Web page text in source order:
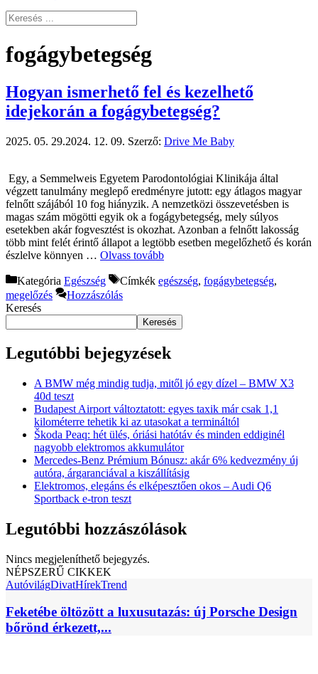
fogágybetegség
Hogyan ismerhető fel és kezelhető
idejekorán a fogágybetegség?
2025. 05. 29.2024. 12. 09. Szerző: Drive Me Baby
Egy, a Semmelweis Egyetem Parodontológiai Klinikája által
végzett tanulmány meglepő eredményre jutott: egy átlagos magyar
felnőtt szájából 10 fog hiányzik. A nemzetközi összevetésben is
magas szám mögötti egyik ok a fogágybetegség, mely súlyos
esetekben akár fogvesztést is okozhat. Azonban a felnőtt lakosság
több mint felét érintő állapot a legtöbb esetben megelőzhető és korán
észlelve könnyen … Olvass tovább
Kategória Egészség Címkék egészség, fogágybetegség,
megelőzés
Hozzászólás
Keresés
Keresés
Legutóbbi bejegyzések
A BMW még mindig tudja, mitől jó egy dízel – BMW X3
40d teszt
Budapest Airport változtatott: egyes taxik már csak 1,1
kilométerre tehetik ki az utasokat a termináltól
Škoda Peaq: hét ülés, óriási hatótáv és minden eddiginél
nagyobb elektromos akkumulátor
Mercedes-Benz Prémium Bónusz: akár 6% kedvezmény új
autóra, árgaranciával a kiszállításig
Elektromos, elegáns és elképesztően okos – Audi Q6
Sportback e-tron teszt
Legutóbbi hozzászólások
Nincs megjeleníthető bejegyzés.
NÉPSZERŰ CIKKEK
AutóvilágDivatHírekTrend
Feketébe öltözött a luxusutazás: új Porsche Design
bőrönd érkezett,...